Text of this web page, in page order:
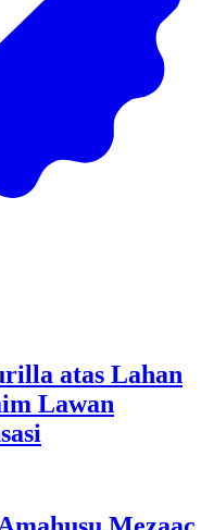
atas Lahan
Lawan